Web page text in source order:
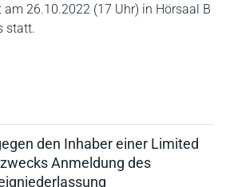
26.10.2022 (17 Uhr) in Hörsaal B
statt.
den Inhaber einer Limited
Anmeldung des